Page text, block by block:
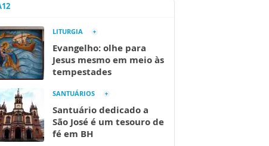
LITURGIA
Evangelho: olhe para
Jesus mesmo em meio às
tempestades
SANTUÁRIOS
Santuário dedicado a
São José é um tesouro de
fé em BH